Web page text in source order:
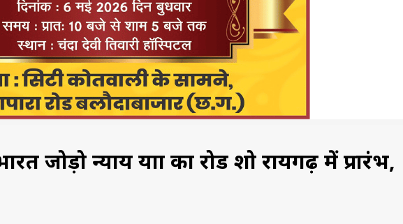
जोड़ो न्याय यात्रा का रोड शो रायगढ़ में प्रारंभ,